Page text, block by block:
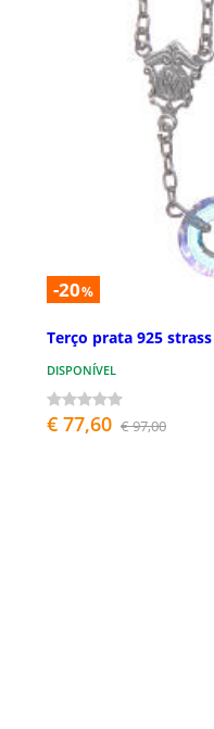
-20%
Terço prata 925
DISPONÍVEL
€ 77,60 € 97,00